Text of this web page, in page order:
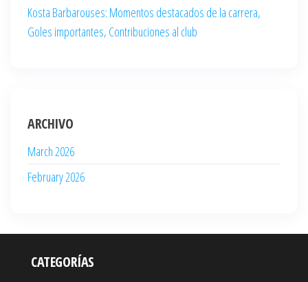
Kosta Barbarouses: Momentos destacados de la carrera,
Goles importantes, Contribuciones al club
ARCHIVO
March 2026
February 2026
CATEGORÍAS